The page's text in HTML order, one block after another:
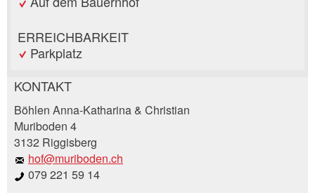
ERREICHBARKEIT
Parkplatz
Anzeige beanstanden
Ihr Feedback wird sehr geschätzt!
Allgemeines Feedback
Anzeige weiterempfehlen
Empfehlen Sie diese Anzeige an Freunde weiter.
KONTAKT
Böhlen Anna-Katharina & Christian
Muriboden 4
3132 Riggisberg
hof@muriboden.ch
079 221 59 14